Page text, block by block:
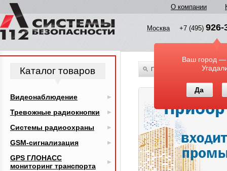
О компании
Москва +7 (495) 926-
Ваш город —
Да
По всему каталогу
Каталог товаров
Видеонаблюдение
Тревожные радиокнопки
Системы радиоохраны
GSM-сигнализация
GPS ГЛОНАСС
мониторинг транспорта